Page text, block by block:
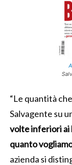
“Le quantità
Salvagente su
volte inferiori ai
quanto
azienda si